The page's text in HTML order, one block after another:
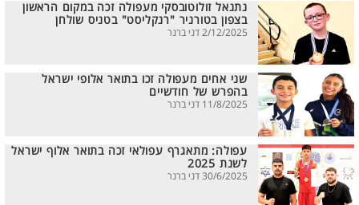
נתנאל זולוטובסקי מעפולה זכה במקום הראשון
בצפון בטורניר "רנקליסט" בטניס שולחן
2/12/2025 דני ברנר
שני אחים מעפולה זכו בתואר אלופי ישראל
בהפרש של חודשיים
11/8/2025 דני ברנר
עפולה: מתאגרף עפולאי זכה בתואר אלוף ישראל
לשנת 2025
30/6/2025 דני ברנר